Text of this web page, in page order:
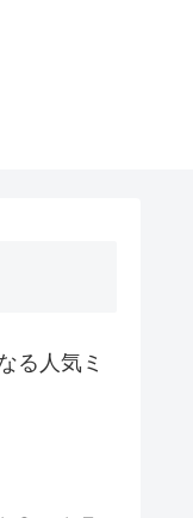
る人気ミ